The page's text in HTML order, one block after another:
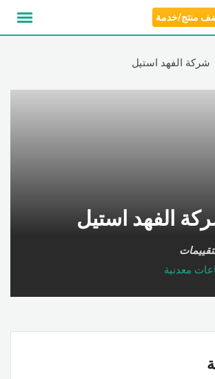
منتج/خدمة
شركة الفهد استيل
الفهد استيل
معدنية